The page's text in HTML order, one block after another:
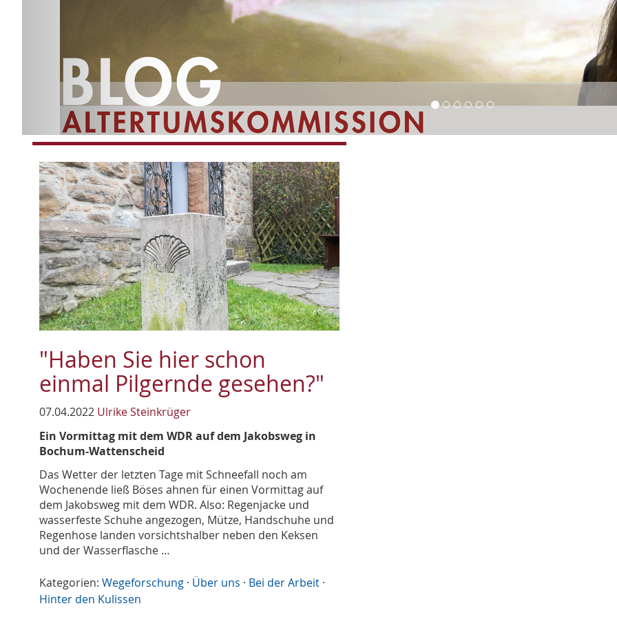
"Haben Sie hier schon
einmal Pilgernde gesehen?"
07.04.2022 Ulrike Steinkrüger
Ein Vormittag mit dem WDR auf dem Jakobsweg in
Bochum-Wattenscheid
Das Wetter der letzten Tage mit Schneefall noch am
Wochenende ließ Böses ahnen für einen Vormittag auf
dem Jakobsweg mit dem WDR. Also: Regenjacke und
wasserfeste Schuhe angezogen, Mütze, Handschuhe und
Regenhose landen vorsichtshalber neben den Keksen
und der Wasserflasche …
Kategorien: Wegeforschung · Über uns · Bei der Arbeit ·
Hinter den Kulissen